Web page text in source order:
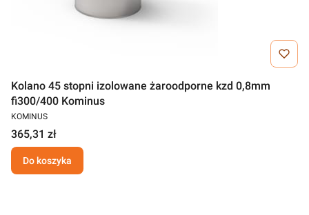
Kolano 45 stopni izolowane żaroodporne kzd 0,8mm
fi300/400 Kominus
KOMINUS
365,31 zł
Do koszyka